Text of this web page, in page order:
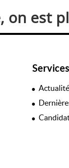
on est
Services